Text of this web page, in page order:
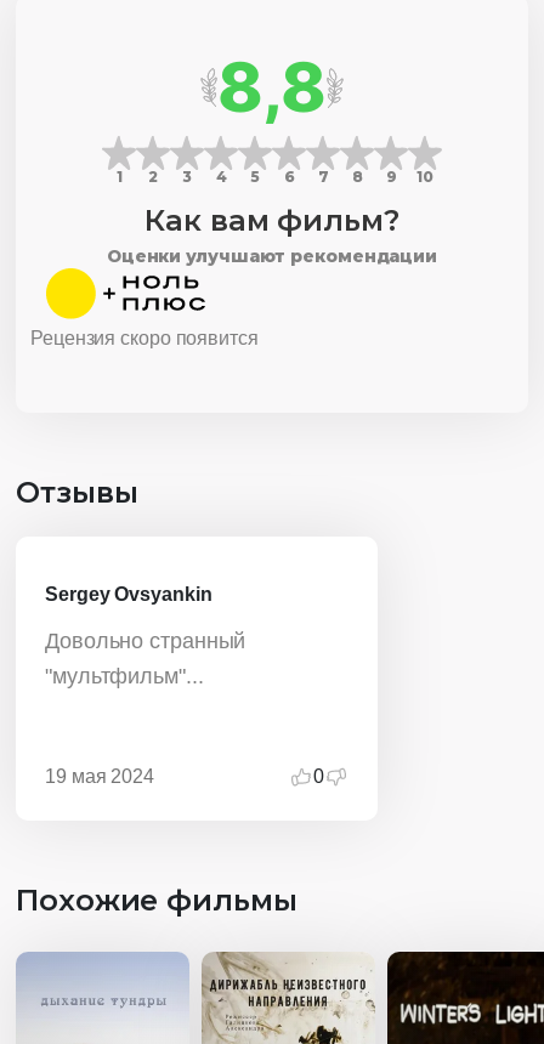
8,8
1 2 3 4 5 6 7 8 9 10
Как вам фильм?
Оценки улучшают рекомендации
Рецензия скоро появится
Отзывы
Sergey Ovsyankin
Довольно странный
"мультфильм"...
19 мая 2024 0
Похожие фильмы